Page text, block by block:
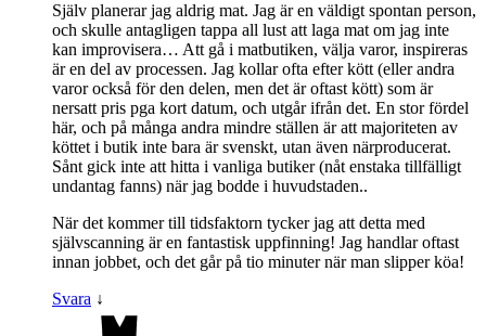
Själv planerar jag aldrig mat. Jag är en väldigt spontan person,
och skulle antagligen tappa all lust att laga mat om jag inte
kan improvisera… Att gå i matbutiken, välja varor, inspireras
är en del av processen. Jag kollar ofta efter kött (eller andra
varor också för den delen, men det är oftast kött) som är
nersatt pris pga kort datum, och utgår ifrån det. En stor fördel
här, och på många andra mindre ställen är att majoriteten av
köttet i butik inte bara är svenskt, utan även närproducerat.
Sånt gick inte att hitta i vanliga butiker (nåt enstaka tillfälligt
undantag fanns) när jag bodde i huvudstaden..
När det kommer till tidsfaktorn tycker jag att detta med
självscanning är en fantastisk uppfinning! Jag handlar oftast
innan jobbet, och det går på tio minuter när man slipper köa!
Svara ↓